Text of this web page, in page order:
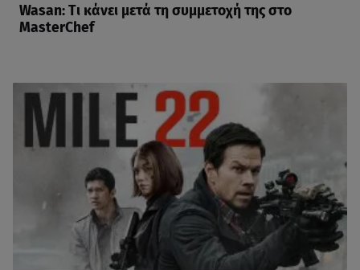
Wasan: Tι κάνει μετά τη συμμετοχή της στο
MasterChef